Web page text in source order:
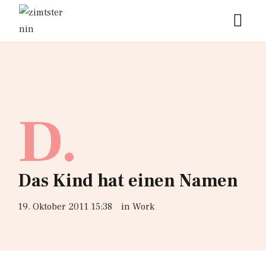
D.
Das Kind hat einen Namen
19. Oktober 2011 15:38 in Work